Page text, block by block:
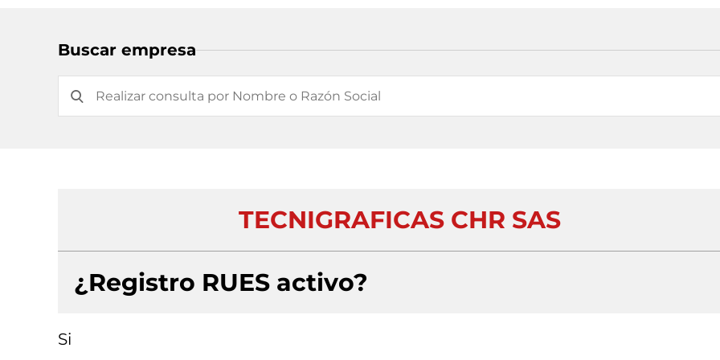
Buscar empresa
TECNIGRAFICAS CHR SAS
¿Registro RUES activo?
Si